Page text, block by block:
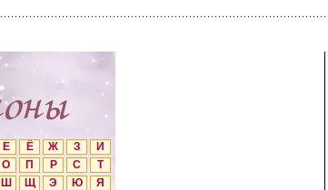
Е Ё Ж З
И
О П Р С
Т
Ш Щ Э Ю Я